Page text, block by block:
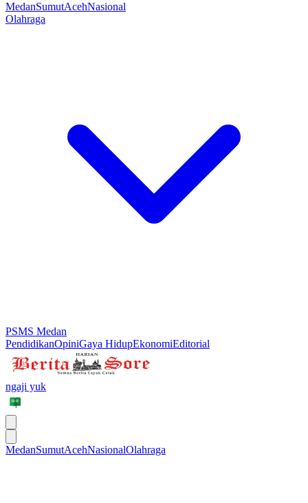
MedanSumutAcehNasional
Olahraga
PSMS Medan
PendidikanOpiniGaya HidupEkonomiEditorial
ngaji yuk
MedanSumutAcehNasionalOlahraga